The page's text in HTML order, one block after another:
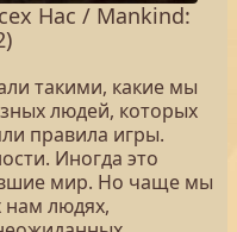
Нас / Mankind:
такими, какие мы
людей, которых
правила игры.
Иногда это
мир. Но чаще мы
нам людях,